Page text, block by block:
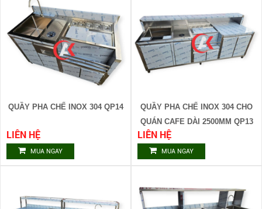
QUẦY PHA CHẾ INOX 304 QP14
LIÊN HỆ
MUA NGAY
QUẦY PHA CHẾ INOX 304 CHO
QUÁN CAFE DÀI 2500MM QP13
LIÊN HỆ
MUA NGAY